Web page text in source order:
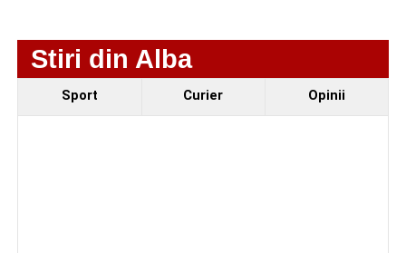
Stiri din Alba
Sport Curier Opinii